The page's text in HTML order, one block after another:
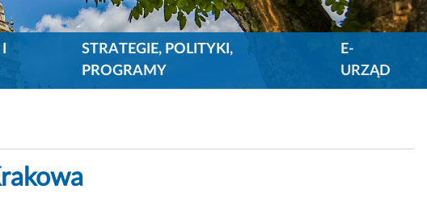
STRATEGIE, POLITYKI,
PROGRAMY
E-
URZĄD